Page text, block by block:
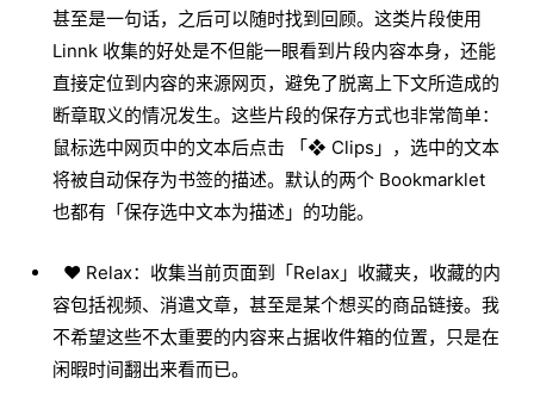
甚至是一句话，之后可以随时找到回顾。这类片段使用
Linnk 收集的好处是不但能一眼看到片段内容本身，还能
直接定位到内容的来源网页，避免了脱离上下文所造成的
断章取义的情况发生。这些片段的保存方式也非常简单：
鼠标选中网页中的文本后点击 「❖ Clips」，选中的文本
将被自动保存为书签的描述。默认的两个 Bookmarklet
也都有「保存选中文本为描述」的功能。
❤︎ Relax：收集当前页面到「Relax」收藏夹，收藏的内
容包括视频、消遣文章，甚至是某个想买的商品链接。我
不希望这些不太重要的内容来占据收件箱的位置，只是在
闲暇时间翻出来看而已。